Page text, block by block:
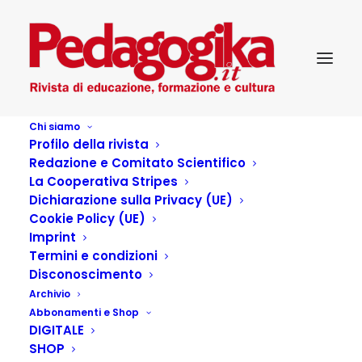
Chi siamo
Profilo della rivista
Redazione e Comitato Scientifico
La Cooperativa Stripes
Dichiarazione sulla Privacy (UE)
Cookie Policy (UE)
Imprint
Termini e condizioni
Disconoscimento
Archivio
Abbonamenti e Shop
DIGITALE
SHOP
La memoria, la poesia
D'INFANZIA
pubblicato in: Schedario. Periodico quadrimestrale di